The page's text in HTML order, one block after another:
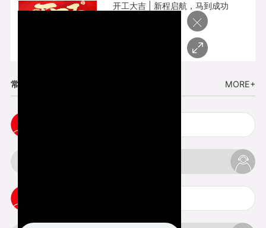
开工大吉 | 新程启航，马到成功
常见问题 MORE+
×